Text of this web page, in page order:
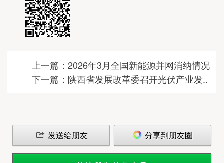
上一篇：2026年3月全国新能源并网消纳情况
下一篇：陕西省发展改革委召开光伏产业发..
发送给朋友 分享到朋友圈